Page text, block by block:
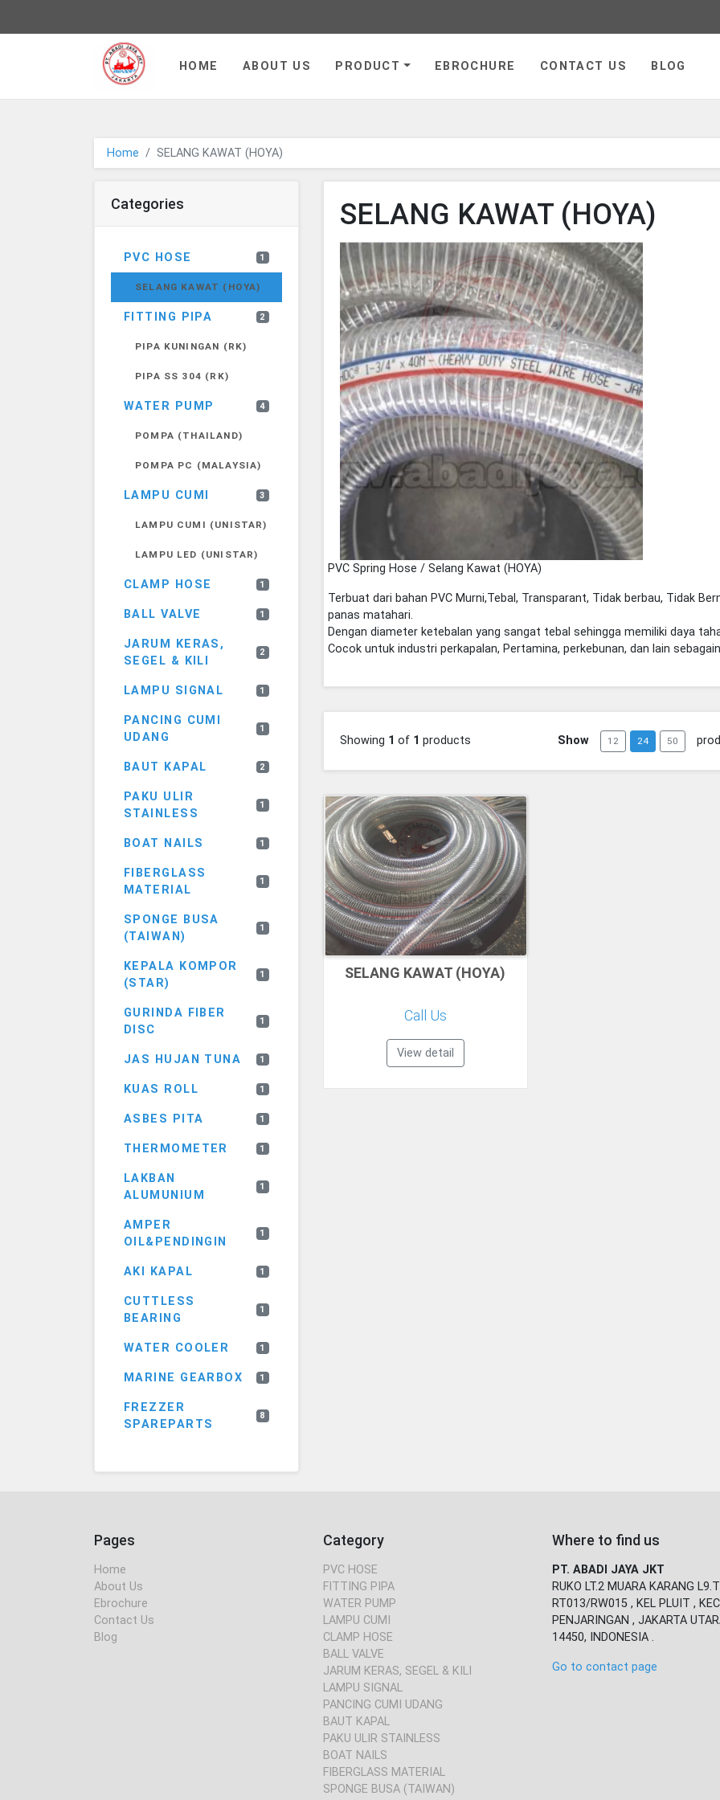
HOME ABOUT US PRODUCT EBROCHURE CONTACT US BLOG
Home SELANG KAWAT (HOYA)
Categories
PVC HOSE 1
SELANG KAWAT (HOYA)
FITTING PIPA 2
PIPA KUNINGAN (RK)
PIPA SS 304 (RK)
WATER PUMP 4
POMPA (THAILAND)
POMPA PC (MALAYSIA)
LAMPU CUMI 3
LAMPU CUMI (UNISTAR)
LAMPU LED (UNISTAR)
CLAMP HOSE 1
BALL VALVE 1
JARUM KERAS,
SEGEL & KILI
2
LAMPU SIGNAL 1
PANCING CUMI
UDANG
1
BAUT KAPAL 2
PAKU ULIR
STAINLESS
1
BOAT NAILS 1
FIBERGLASS
MATERIAL
1
SPONGE BUSA
(TAIWAN)
1
KEPALA KOMPOR
(STAR)
1
GURINDA FIBER
DISC
1
JAS HUJAN TUNA 1
KUAS ROLL 1
ASBES PITA 1
THERMOMETER 1
LAKBAN
ALUMUNIUM
1
AMPER
OIL&PENDINGIN
1
AKI KAPAL 1
CUTTLESS
BEARING
1
WATER COOLER 1
MARINE GEARBOX 1
FREZZER
SPAREPARTS
8
SELANG KAWAT (HOYA)
PVC Spring Hose / Selang Kawat (HOYA)
Terbuat dari bahan PVC Murni,Tebal, Transparant, Tidak berbau, Tidak
panas matahari.
Dengan diameter ketebalan yang sangat tebal sehingga memiliki daya
Cocok untuk industri perkapalan, Pertamina, perkebunan, dan lain
Showing 1 of 1 products Show 12 24 50
SELANG KAWAT (HOYA)
Call Us
View detail
Pages
Home
About Us
Ebrochure
Contact Us
Blog
Category
PVC HOSE
FITTING PIPA
WATER PUMP
LAMPU CUMI
CLAMP HOSE
BALL VALVE
JARUM KERAS, SEGEL & KILI
LAMPU SIGNAL
PANCING CUMI UDANG
BAUT KAPAL
PAKU ULIR STAINLESS
BOAT NAILS
FIBERGLASS MATERIAL
SPONGE BUSA (TAIWAN)
Where to find us
PT. ABADI JAYA JKT
RUKO LT.2 MUARA KARANG
RT013/RW015 , KEL PLUIT , KEC
PENJARINGAN , JAKARTA
14450, INDONESIA .
Go to contact page